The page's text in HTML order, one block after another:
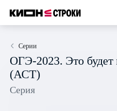
Серии
ОГЭ-2023. Это будет
(АСТ)
Серия